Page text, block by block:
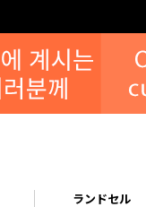
ランドセル